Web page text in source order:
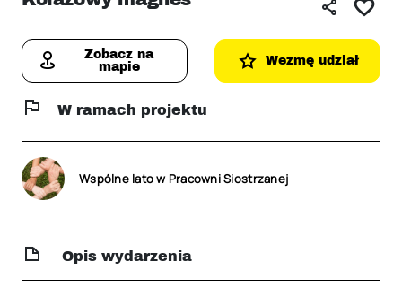
Zobacz na
mapie
Wezmę udział
W ramach projektu
Wspólne lato w Pracowni Siostrzanej
Opis wydarzenia